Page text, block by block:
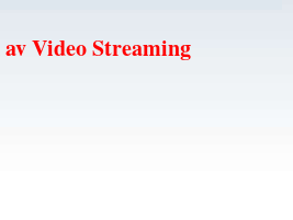
Video Streaming